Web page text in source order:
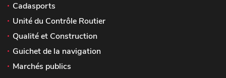
Cadasports
Unité du Contrôle Routier
Qualité et Construction
Guichet de la navigation
Marchés publics